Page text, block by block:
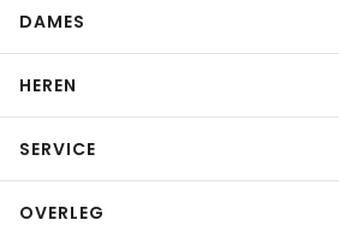
DAMES
HEREN
SERVICE
OVERLEG